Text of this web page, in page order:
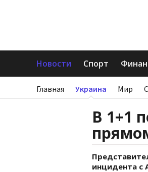
Новости Спорт
Главная Украина Мир
В 1+1
инцидента с